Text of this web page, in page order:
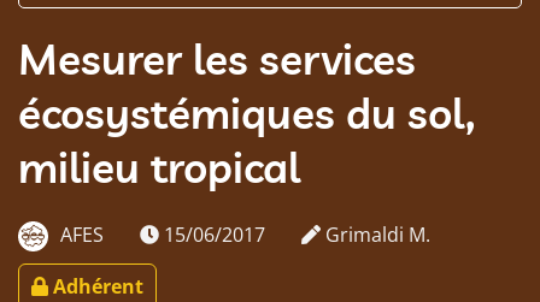
Mesurer les services
écosystémiques du sol,
milieu tropical
AFES 15/06/2017
Grimaldi M.
Adhérent